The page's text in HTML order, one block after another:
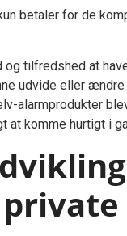
betaler for de
tilfredshed at
udvide eller
alarmprodukter
komme hurtigt i